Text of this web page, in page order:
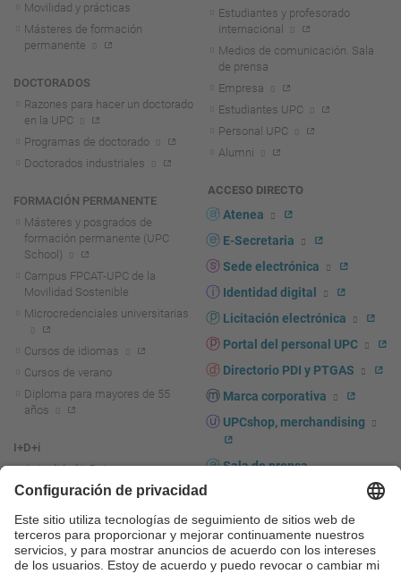
Movilidad y prácticas
Másteres de formación
permanente
DOCTORADOS
Razones para hacer un doctorado
en la UPC
Programas de doctorado
Doctorados industriales
FORMACIÓN PERMANENTE
Másteres y posgrados de
formación permanente (UPC
School)
Campus FPCAT-UPC de la
Movilidad Sostenible
Microcredenciales universitarias
Cursos de idiomas
Cursos de verano
Diploma para mayores de 55
años
I+D+i
Actualidad I+D+I
La investigación en la UPC
Fomento y apoyo a la
investigación
La transferencia, el
emprendimiento y la innovación
Estudiantes y profesorado
internacional
Medios de comunicación. Sala
de prensa
Empresa
Estudiantes UPC
Personal UPC
Alumni
ACCESO DIRECTO
Atenea
E-Secretaria
Sede electrónica
Identidad digital
Licitación electrónica
Portal del personal UPC
Directorio PDI y PTGAS
Marca corporativa
UPCshop, merchandising
Sala de prensa